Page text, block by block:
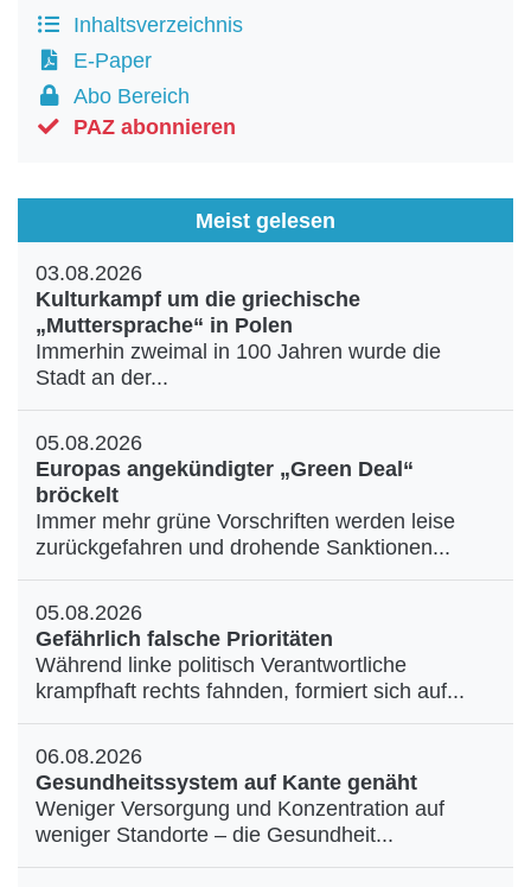
Inhaltsverzeichnis
E-Paper
Abo Bereich
PAZ abonnieren
Meist gelesen
03.08.2026
Kulturkampf um die griechische
„Muttersprache“ in Polen
Immerhin zweimal in 100 Jahren wurde die
Stadt an der...
05.08.2026
Europas angekündigter „Green Deal“
bröckelt
Immer mehr grüne Vorschriften werden leise
zurückgefahren und drohende Sanktionen...
05.08.2026
Gefährlich falsche Prioritäten
Während linke politisch Verantwortliche
krampfhaft rechts fahnden, formiert sich auf...
06.08.2026
Gesundheitssystem auf Kante genäht
Weniger Versorgung und Konzentration auf
weniger Standorte – die Gesundheit...